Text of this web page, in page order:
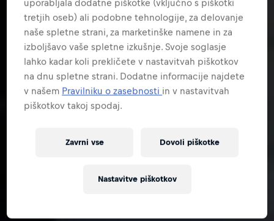
uporabljala dodatne piškotke (vključno s piškotki
tretjih oseb) ali podobne tehnologije, za delovanje
naše spletne strani, za marketinške namene in za
izboljšavo vaše spletne izkušnje. Svoje soglasje
lahko kadar koli prekličete v nastavitvah piškotkov
na dnu spletne strani. Dodatne informacije najdete
v našem Pravilniku o zasebnosti in v nastavitvah
piškotkov takoj spodaj.
Zavrni vse Dovoli piškotke
Nastavitve piškotkov